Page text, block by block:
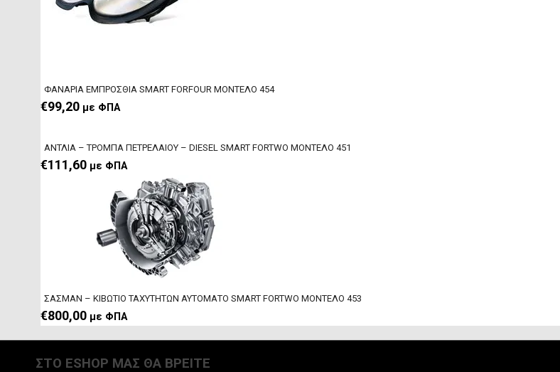
ΦΑΝΑΡΙΑ ΕΜΠΡΟΣΘΙΑ SMART FORFOUR ΜΟΝΤΕΛΟ 454
€99,20 με ΦΠΑ
ΑΝΤΛΙΑ – ΤΡΟΜΠΑ ΠΕΤΡΕΛΑΙΟΥ – DIESEL SMART FORTWO MΟΝΤΕΛΟ 451
€111,60 με ΦΠΑ
ΣΑΣΜΑΝ – ΚΙΒΩΤΙΟ ΤΑΧΥΤΗΤΩΝ ΑΥΤΟΜΑΤΟ SMART FORTWO ΜΟΝΤΕΛΟ 453
€800,00 με ΦΠΑ
ΣΤΟ ESHOP ΜΑΣ ΘΑ ΒΡΕΙΤΕ